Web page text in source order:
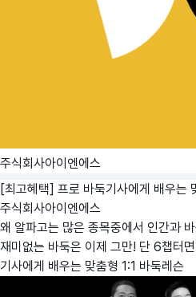
주식회사아이엔에스
[최고혜택] 프로 바둑기사에게 배우는
주식회사아이엔에스
왜 알파고는 많은 종목중에서 인간과
재미없는 바둑은 이제 그만! 단 6챕터
기사에게 배우는 맞춤형 1:1 바둑레슨